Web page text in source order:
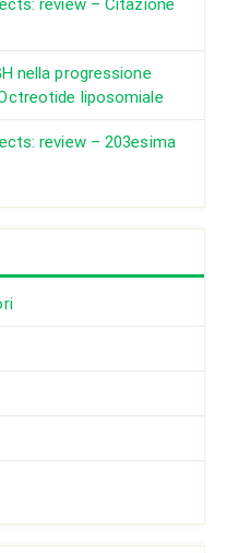
review – Citazione
nella progressione
liposomiale
review – 203esima